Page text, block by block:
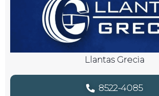
Llantas Grecia
8522-4085